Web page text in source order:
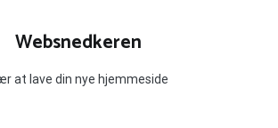
Websnedkeren
at lave din nye hjemmeside